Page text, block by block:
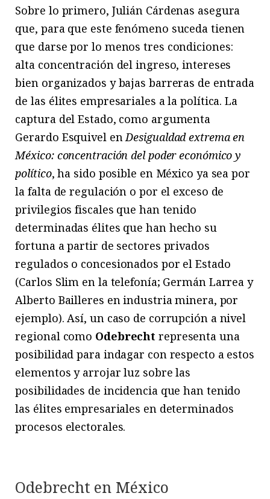
Sobre lo primero, Julián Cárdenas asegura
que, para que este fenómeno suceda tienen
que darse por lo menos tres condiciones:
alta concentración del ingreso, intereses
bien organizados y bajas barreras de entrada
de las élites empresariales a la política. La
captura del Estado, como argumenta
Gerardo Esquivel en Desigualdad extrema en
México: concentración del poder económico y
político, ha sido posible en México ya sea por
la falta de regulación o por el exceso de
privilegios fiscales que han tenido
determinadas élites que han hecho su
fortuna a partir de sectores privados
regulados o concesionados por el Estado
(Carlos Slim en la telefonía; Germán Larrea y
Alberto Bailleres en industria minera, por
ejemplo). Así, un caso de corrupción a nivel
regional como Odebrecht representa una
posibilidad para indagar con respecto a estos
elementos y arrojar luz sobre las
posibilidades de incidencia que han tenido
las élites empresariales en determinados
procesos electorales.
Odebrecht en México